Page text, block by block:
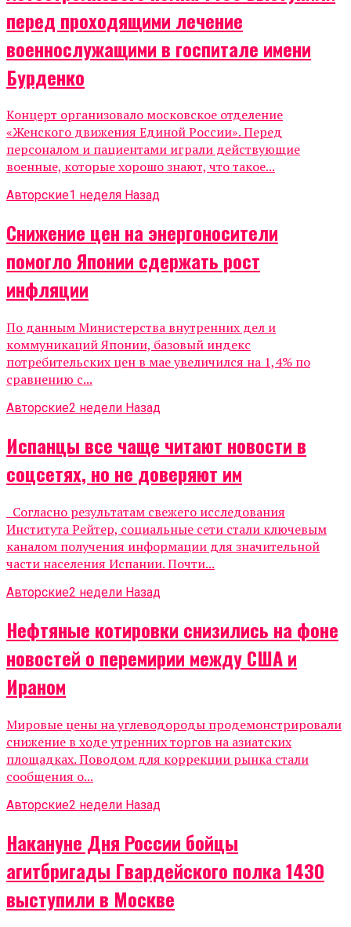
перед проходящими лечение
военнослужащими в госпитале имени
Бурденко
Концерт организовало московское отделение
«Женского движения Единой России». Перед
персоналом и пациентами играли действующие
военные, которые хорошо знают, что такое...
Авторские1 неделя Назад
Снижение цен на энергоносители
помогло Японии сдержать рост
инфляции
По данным Министерства внутренних дел и
коммуникаций Японии, базовый индекс
потребительских цен в мае увеличился на 1,4% по
сравнению с...
Авторские2 недели Назад
Испанцы все чаще читают новости в
соцсетях, но не доверяют им
Согласно результатам свежего исследования
Института Рейтер, социальные сети стали ключевым
каналом получения информации для значительной
части населения Испании. Почти...
Авторские2 недели Назад
Нефтяные котировки снизились на фоне
новостей о перемирии между США и
Ираном
Мировые цены на углеводороды продемонстрировали
снижение в ходе утренних торгов на азиатских
площадках. Поводом для коррекции рынка стали
сообщения о...
Авторские2 недели Назад
Накануне Дня России бойцы
агитбригады Гвардейского полка 1430
выступили в Москве